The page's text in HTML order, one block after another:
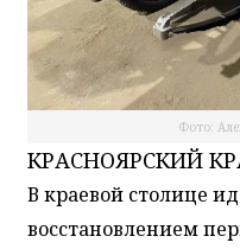
Фото:
КРАСНОЯРСКИЙ
В краевой столице
восстановлением